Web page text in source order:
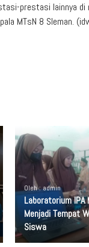
prestasi lainnya
MTsN 8 Sleman.
Oleh : admin
Laboratorium IPA
Menjadi Tempat
Siswa